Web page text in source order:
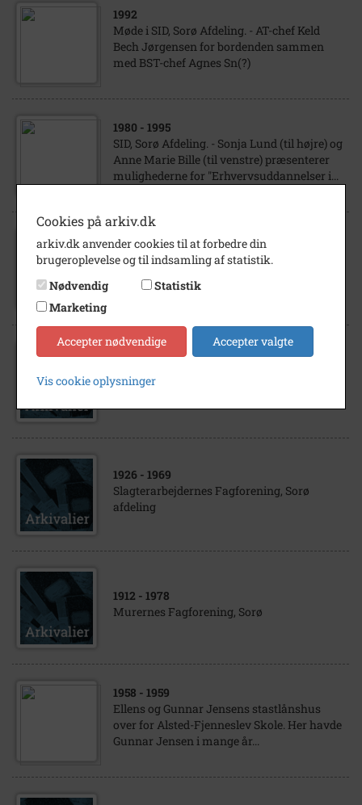
1992
Møde i SID, Sorø Afdeling. - AT-chef Keld
Bech Jørgensen for bordenden sammen
med BST-chef Agnes Sn(?)
1980 - 1995
SID, Sorø Afdeling. - Sonja Lund (til højre) og
Anne Marie Bille (til venstre) præsenterer
mulighederne for "Erhvervsuddannelser i...
1978
1. maj mødet 1978 i Akademihaven med
Afdeling, på talerstolen.
1938- 2007
Arbejdernes Oplysningsforbund (AOF), Sorø
1926 - 1969
Slagterarbejdernes Fagforening, Sorø
afdeling
1912 - 1978
Murernes Fagforening, Sorø
1958 - 1959
Ellens og Gunnar Jensens stastlånshus
over for Alsted-Fjenneslev Skole. Her havde
Gunnar Jensen i mange år...
Cookies på arkiv.dk
arkiv.dk anvender cookies til at forbedre din
brugeroplevelse og til indsamling af statistik.
Nødvendig
Statistik
Marketing
Accepter nødvendige Accepter valgte
Vis cookie oplysninger